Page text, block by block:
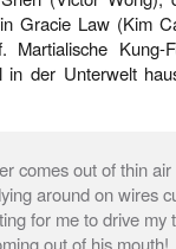
Gracie Law (Kim
Kung-
der Unterwelt
comes out of thin
around on wires
for me to drive my
out of his mouth!